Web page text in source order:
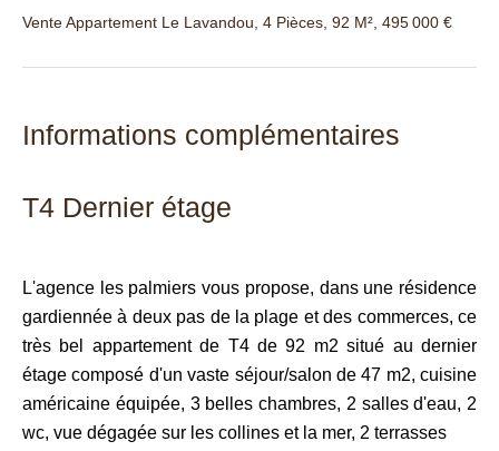
Vente Appartement Le Lavandou, 4 Pièces, 92 M², 495 000 €
Informations complémentaires
T4 Dernier étage
L'agence les palmiers vous propose, dans une résidence
gardiennée à deux pas de la plage et des commerces, ce
très bel appartement de T4 de 92 m2 situé au dernier
étage composé d'un vaste séjour/salon de 47 m2, cuisine
américaine équipée, 3 belles chambres, 2 salles d'eau, 2
wc, vue dégagée sur les collines et la mer, 2 terrasses